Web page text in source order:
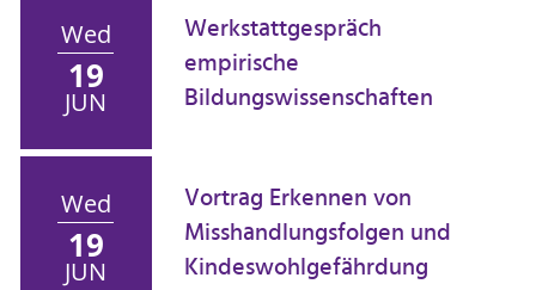
Wed
19
JUN
Werkstattgespräch
empirische
Bildungswissenschaften
Wed
19
JUN
Vortrag Erkennen von
Misshandlungsfolgen und
Kindeswohlgefährdung